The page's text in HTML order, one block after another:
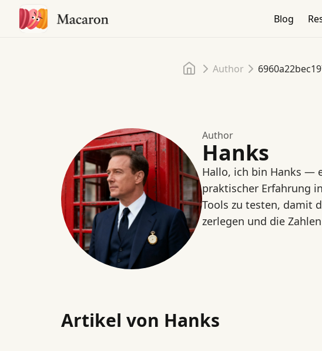
Blog
Startseite
Author
Author
Hanks
Hallo, ich bin Hanks —
praktischer Erfahrung
Tools zu testen, damit
zerlegen und die
Artikel von Hanks